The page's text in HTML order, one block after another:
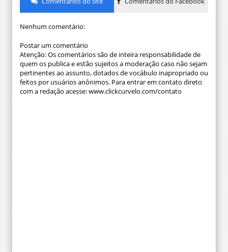
Nenhum comentário:
Postar um comentário
Atenção: Os comentários são de inteira responsabilidade de
quem os publica e estão sujeitos a moderação caso não sejam
pertinentes ao assunto, dotados de vocábulo inapropriado ou
feitos por usuários anônimos. Para entrar em contato direto
com a redação acesse: www.clickcurvelo.com/contato